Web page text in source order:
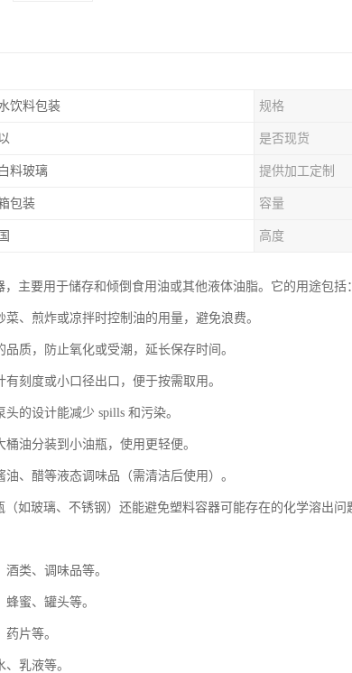
饮料包装 规格
是否现货
料玻璃 提供加工定制
包装 容量
高度
，主要用于储存和倾倒食用油或其他液体油脂。它的用途包括
菜、煎炸或凉拌时控制油的用量，避免浪费。
质，防止氧化或受潮，延长保存时间。
刻度或小口径出口，便于按需取用。
的设计能减少 spills 和污染。
油分装到小油瓶，使用更轻便。
、醋等液态调味品（需清洁后使用）。
（如玻璃、不锈钢）还能避免塑料容器可能存在的化学溶出问
类、调味品等。
蜜、罐头等。
片等。
乳液等。